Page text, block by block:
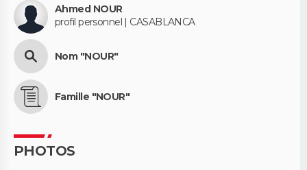
Ahmed NOUR
profil personnel | CASABLANCA
Nom "NOUR"
Famille "NOUR"
PHOTOS